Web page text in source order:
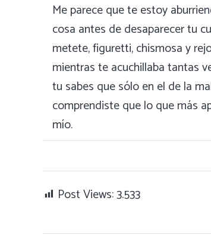
Me parece que te estoy
cosa antes de desaparecer tu
metete, figuretti, chismosa y
mientras te acuchillaba tantas
tu sabes que sólo en el de la
comprendiste que lo que más
mío.
Post Views:3.533